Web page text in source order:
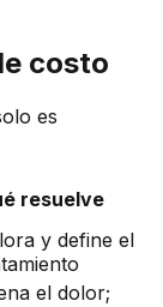
costo
es
resuelve
y define el
el dolor;